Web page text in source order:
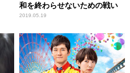
和を終わらせないための戦い
2019.05.19